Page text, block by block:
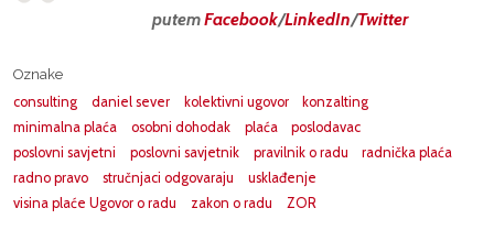
putemFacebook/LinkedIn/Twitter
Oznake
consulting
daniel sever kolektivni ugovor
konzalting
minimalna plaća
osobni dohodak plaća
poslodavac
poslovni savjetni
poslovni savjetnik pravilnik o radu
radnička plaća
radno pravo
stručnjaci odgovaraju
usklađenje
visina plaće Ugovor o radu
zakon o radu ZOR